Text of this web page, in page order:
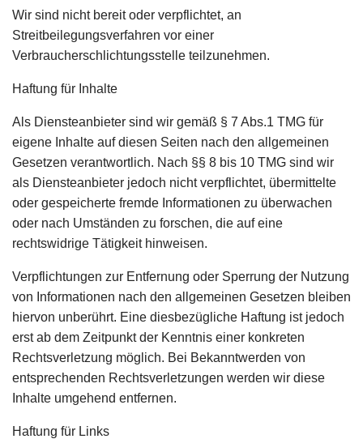
Wir sind nicht bereit oder verpflichtet, an
Streitbeilegungsverfahren vor einer
Verbraucherschlichtungsstelle teilzunehmen.
Haftung für Inhalte
Als Diensteanbieter sind wir gemäß § 7 Abs.1 TMG für
eigene Inhalte auf diesen Seiten nach den allgemeinen
Gesetzen verantwortlich. Nach §§ 8 bis 10 TMG sind wir
als Diensteanbieter jedoch nicht verpflichtet, übermittelte
oder gespeicherte fremde Informationen zu überwachen
oder nach Umständen zu forschen, die auf eine
rechtswidrige Tätigkeit hinweisen.
Verpflichtungen zur Entfernung oder Sperrung der Nutzung
von Informationen nach den allgemeinen Gesetzen bleiben
hiervon unberührt. Eine diesbezügliche Haftung ist jedoch
erst ab dem Zeitpunkt der Kenntnis einer konkreten
Rechtsverletzung möglich. Bei Bekanntwerden von
entsprechenden Rechtsverletzungen werden wir diese
Inhalte umgehend entfernen.
Haftung für Links